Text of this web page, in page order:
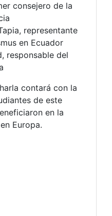
consejero de la
representante
en Ecuador
responsable del
contará con la
de este
en la
Europa.